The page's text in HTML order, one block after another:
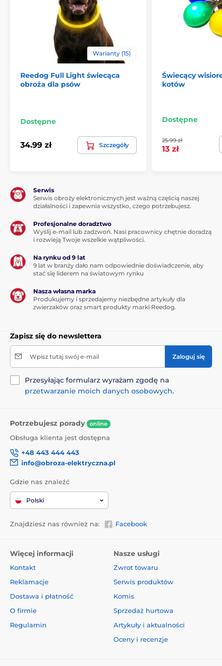
dzięki zastosowaniu diod LED.
Produkt znajduje się w kategoriach
Świecące obroże Dla kotów
Dla małych psów Dla średnich psów
Warianty (15)
Reedog Full Light świecąca
obroża dla psów
Dostępne
34.99 zł Szczegóły
Świecący
kotów
Dostępne
25.99 zł
13 zł
Serwis
Serwis obroży elektronicznych jest ważną częścią naszej
działalności i zapewnia wszystko, czego potrzebujesz.
Profesjonalne doradztwo
Wyślij e-mail lub zadzwoń. Nasi pracownicy chętnie doradzą
i rozwieją Twoje wszelkie wątpliwości.
Na rynku od 9 lat
9 lat w branży dało nam odpowiednie doświadczenie, aby
stać się liderem na światowym rynku
Nasza własna marka
Produkujemy i sprzedajemy niezbędne artykuły dla
zwierzaków oraz smart produkty marki Reedog.
Zapisz się do newslettera
Wpisz tutaj swój e-mail Zaloguj się
Przesyłając formularz wyrażam zgodę na
przetwarzanie moich danych osobowych.
Potrzebujesz porady online
Obsługa klienta jest dostępna
+48 443 444 443
info@obroza-elektryczna.pl
Gdzie nas znaleźć
Polski
Znajdziesz nas również na: Facebook
Więcej informacji
Kontakt
Reklamacje
Dostawa i płatność
O firmie
Regulamin
Nasze usługi
Zwrot towaru
Serwis produktów
Komis
Sprzedaż hurtowa
Artykuły i aktualności
Oceny i recenzje